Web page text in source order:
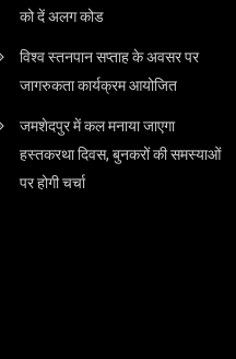
को दें अलग कोड
विश्व स्तनपान सप्ताह के अवसर पर
जागरुकता कार्यक्रम आयोजित
जमशेदपुर में कल मनाया जाएगा
हस्तकरथा दिवस, बुनकरों की समस्याओं
पर होगी चर्चा